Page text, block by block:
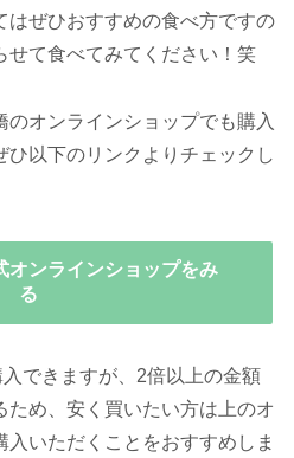
はぜひおすすめの食べ方ですの
せて食べてみてください！笑
のオンラインショップでも購入
ひ以下のリンクよりチェックし
オンラインショップをみ
る
できますが、2倍以上の金額
ため、安く買いたい方は上のオ
入いただくことをおすすめしま